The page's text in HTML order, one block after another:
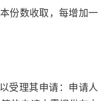
份数收取，每增加一
受理其申请：申请人